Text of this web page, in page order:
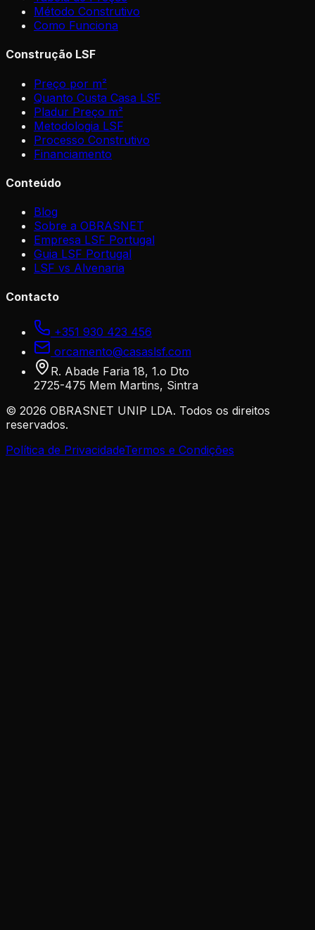
Método Construtivo
Como Funciona
Construção LSF
Preço por m²
Quanto Custa Casa LSF
Pladur Preço m²
Metodologia LSF
Processo Construtivo
Financiamento
Conteúdo
Blog
Sobre a OBRASNET
Empresa LSF Portugal
Guia LSF Portugal
LSF vs Alvenaria
Contacto
+351 930 423 456
orcamento@casaslsf.com
R. Abade Faria 18, 1.o Dto
2725-475 Mem Martins, Sintra
© 2026 OBRASNET UNIP LDA. Todos os direitos
reservados.
Política de PrivacidadeTermos e Condições